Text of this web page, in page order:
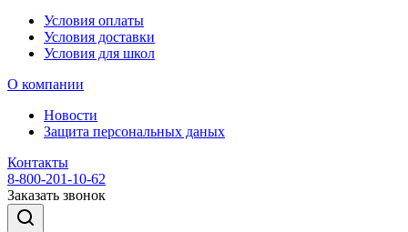
Условия оплаты
Условия доставки
Условия для школ
О компании
Новости
Защита персональных даных
Контакты
8-800-201-10-62
Заказать звонок